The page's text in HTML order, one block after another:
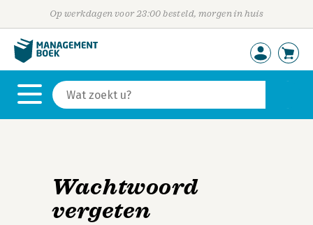
Op werkdagen voor 23:00 besteld, morgen in huis
Wachtwoord
vergeten